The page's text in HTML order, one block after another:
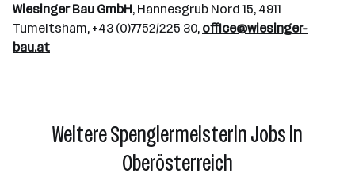
Wiesinger Bau GmbH, Hannesgrub Nord 15, 4911
Tumeltsham, +43 (0)7752/225 30, office@wiesinger-
bau.at
Weitere Spenglermeisterin Jobs in
Oberösterreich